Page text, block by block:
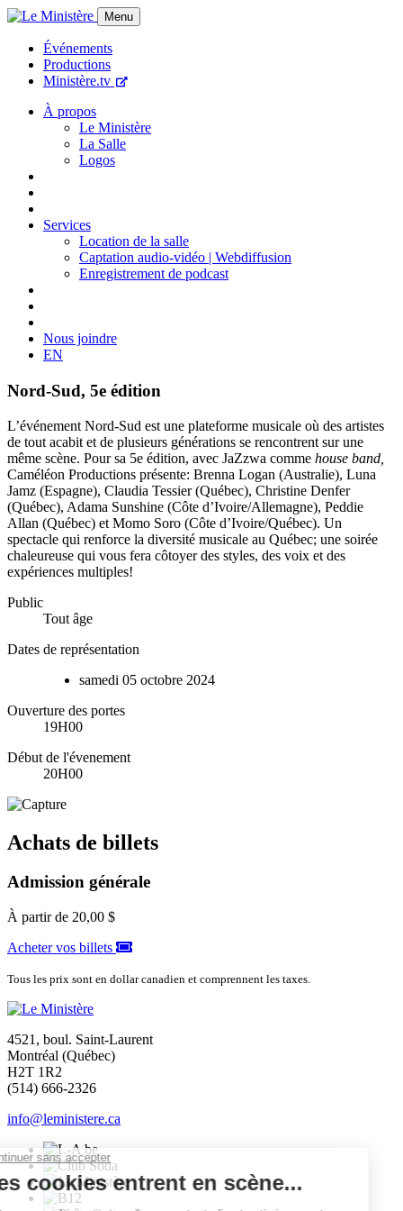
Menu
Événements
Productions
Ministère.tv
À propos
Le Ministère
La Salle
Logos
Services
Location de la salle
Captation audio-vidéo | Webdiffusion
Enregistrement de podcast
Nous joindre
EN
Nord-Sud, 5e édition
L’événement Nord-Sud est une plateforme musicale où des artistes
de tout acabit et de plusieurs générations se rencontrent sur une
même scène. Pour sa 5e édition, avec JaZzwa comme house band,
Caméléon Productions présente: Brenna Logan (Australie), Luna
Jamz (Espagne), Claudia Tessier (Québec), Christine Denfer
(Québec), Adama Sunshine (Côte d’Ivoire/Allemagne), Peddie
Allan (Québec) et Momo Soro (Côte d’Ivoire/Québec). Un
spectacle qui renforce la diversité musicale au Québec; une soirée
chaleureuse qui vous fera côtoyer des styles, des voix et des
expériences multiples!
Public
Tout âge
Dates de représentation
samedi 05 octobre 2024
Ouverture des portes
19H00
Début de l'évenement
20H00
Achats de billets
Admission générale
À partir de 20,00 $
Acheter vos billets
Tous les prix sont en dollar canadien et comprennent les taxes.
4521, boul. Saint-Laurent
Montréal (Québec)
H2T 1R2
(514) 666-2326
info@leministere.ca